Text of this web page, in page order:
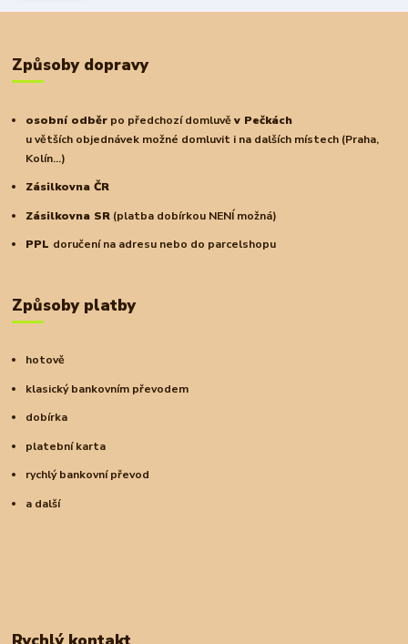
Způsoby dopravy
osobní odběr po předchozí domluvěv Pečkách
u větších objednávek možné domluvit i na dalších místech (Praha,
Kolín...)
Zásilkovna ČR
Zásilkovna SR (platba dobírkou NENÍ možná)
PPL doručení na adresu nebo do parcelshopu
Způsoby platby
hotově
klasický bankovním převodem
dobírka
platební karta
rychlý bankovní převod
a další